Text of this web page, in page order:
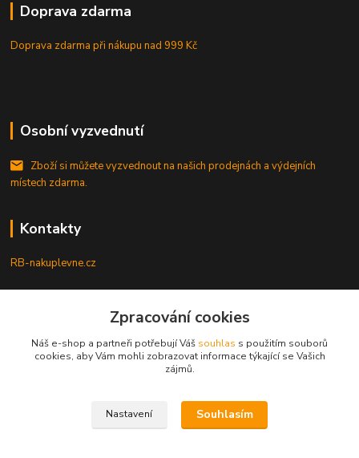
Doprava zdarma
Doprava zdarma při nákupunad 999 Kč
Osobní vyzvednutí
Zboží si můžete vyzvednout na našich prodejnách a výdejních
místech zdarma.
Kontakty
RB-nakuplevne.cz
+420 222722421
info@rb-nakuplevne.cz
Zpracování cookies
Náš e-shop a partneři potřebují Váš souhlas s použitím souborů
cookies, aby Vám mohli zobrazovat informace týkající se Vašich
zájmů.
Nastavení Souhlasím